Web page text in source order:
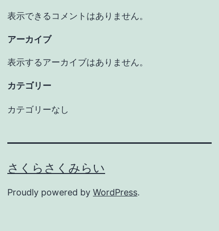
表示できるコメントはありません。
アーカイブ
表示するアーカイブはありません。
カテゴリー
カテゴリーなし
さくらさくみらい
Proudly powered by WordPress.